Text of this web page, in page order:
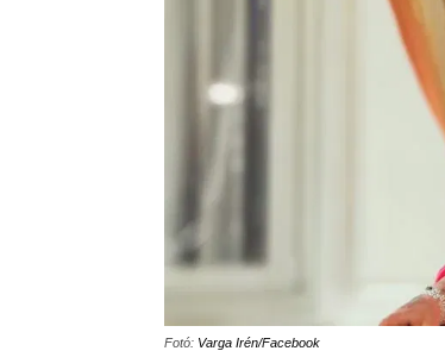
Fotó: Varga Irén/Facebook